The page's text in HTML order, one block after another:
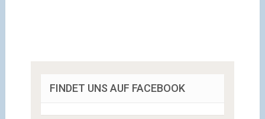
FINDET UNS AUF FACEBOOK